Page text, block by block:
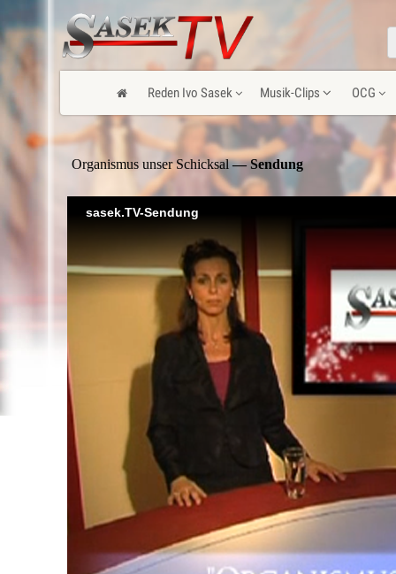
Reden Ivo Sasek Musik-Clips OCG
Organismus unser Schicksal— Sendung
sasek.TV-Sendung